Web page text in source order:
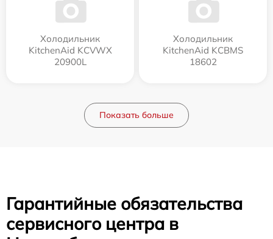
Холодильник
KitchenAid KCVWX
20900L
Холодильник
KitchenAid KCBMS
18602
Показать больше
Гарантийные обязательства
сервисного центра в